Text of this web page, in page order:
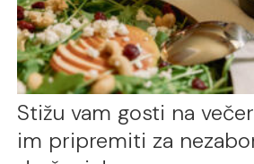
Stižu vam gosti na
im pripremiti za